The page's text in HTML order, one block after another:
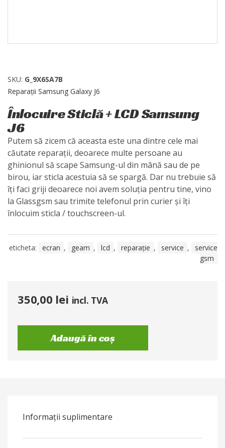
SKU: G_9X6SA7B
Reparații Samsung Galaxy J6
Înlocuire Sticlă + LCD Samsung
J6
Putem să zicem că aceasta este una dintre cele mai
căutate reparații, deoarece multe persoane au
ghinionul să scape Samsung-ul din mână sau de pe
birou, iar sticla acestuia să se spargă. Dar nu trebuie să
îți faci griji deoarece noi avem soluția pentru tine, vino
la Glassgsm sau trimite telefonul prin curier și îți
înlocuim sticla / touchscreen-ul.
eticheta: ecran , geam , lcd , reparație , service ,
service
gsm
350,00 lei incl. TVA
Adaugă în coș
Informații suplimentare